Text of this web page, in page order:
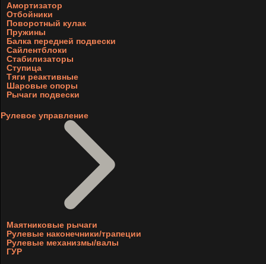
Амортизатор
Отбойники
Поворотный кулак
Пружины
Балка передней подвески
Сайлентблоки
Стабилизаторы
Ступица
Тяги реактивные
Шаровые опоры
Рычаги подвески
Рулевое управление
Маятниковые рычаги
Рулевые наконечники/трапеции
Рулевые механизмы/валы
ГУР